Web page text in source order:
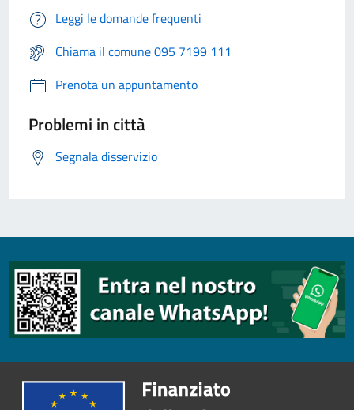
Leggi le domande frequenti
Chiama il comune 095 7199 111
Prenota un appuntamento
Problemi in città
Segnala disservizio